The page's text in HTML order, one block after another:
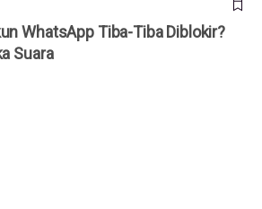
WhatsApp Tiba-Tiba Diblokir?
Suara